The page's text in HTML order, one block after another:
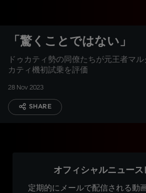
「驚くことではない」
ドゥカティ勢の同僚たちが元王者マ
カティ機初試乗を評価
28 Nov 2023
SHARE
オフィシャルニュース
定期的にメールで配信される動